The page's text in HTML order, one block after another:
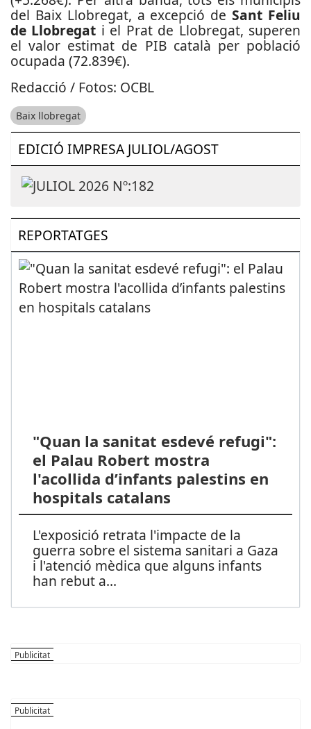
del Baix Llobregat, a excepció deSant Feliu
de Llobregat i el Prat de Llobregat, superen
el valor estimat de PIB català per població
ocupada (72.839€).
Redacció / Fotos: OCBL
Baix llobregat
EDICIÓ IMPRESA JULIOL/AGOST
REPORTATGES
"Quan la sanitat esdevé refugi":
el Palau Robert mostra
l'acollida d’infants palestins en
hospitals catalans
L'exposició retrata l'impacte de la
guerra sobre el sistema sanitari a Gaza
i l'atenció mèdica que alguns infants
han rebut a...